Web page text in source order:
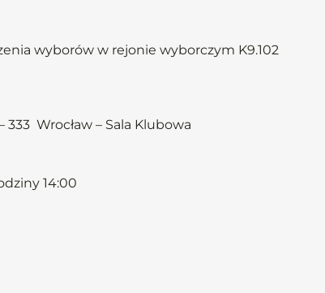
wyborów w rejonie wyborczym K9.102
333 Wrocław – Sala Klubowa
14:00